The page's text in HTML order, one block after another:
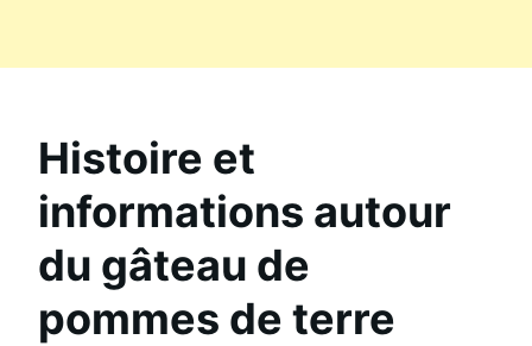
Histoire et
informations autour
du gâteau de
pommes de terre